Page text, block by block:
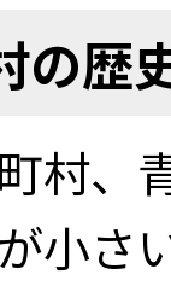
の歴
村、
小さ